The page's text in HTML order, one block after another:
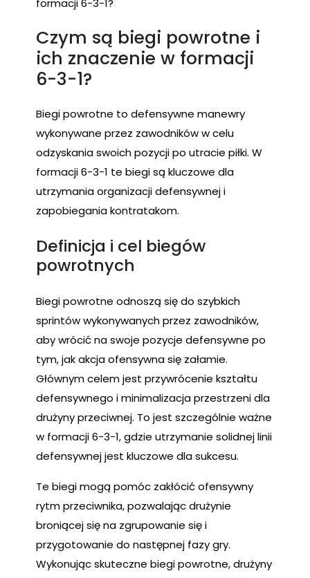
Czym są biegi powrotne i
ich znaczenie w formacji
6-3-1?
Biegi powrotne to defensywne manewry
wykonywane przez zawodników w celu
odzyskania swoich pozycji po utracie piłki. W
formacji 6-3-1 te biegi są kluczowe dla
utrzymania organizacji defensywnej i
zapobiegania kontratakom.
Definicja i cel biegów
powrotnych
Biegi powrotne odnoszą się do szybkich
sprintów wykonywanych przez zawodników,
aby wrócić na swoje pozycje defensywne po
tym, jak akcja ofensywna się załamie.
Głównym celem jest przywrócenie kształtu
defensywnego i minimalizacja przestrzeni dla
drużyny przeciwnej. To jest szczególnie ważne
w formacji 6-3-1, gdzie utrzymanie solidnej linii
defensywnej jest kluczowe dla sukcesu.
Te biegi mogą pomóc zakłócić ofensywny
rytm przeciwnika, pozwalając drużynie
broniącej się na zgrupowanie się i
przygotowanie do następnej fazy gry.
Wykonując skuteczne biegi powrotne, drużyny